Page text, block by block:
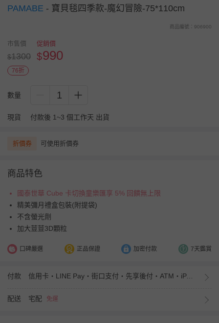
PAMABE - 寶貝毯四季款-魔幻冒險-75*110cm
商品編號：906900
市售價
$1300
促銷價
$990
76折
數量 1
現貨 付款後 1~3 個工作天 出貨
折價券 可使用折價券
商品特色
國泰世華 Cube 卡切換童樂匯享 5% 回饋無上限
精美彌月禮盒包裝(附提袋)
不含螢光劑
加大荳荳3D顆粒
口碑嚴選 正品保證 加密付款 7天鑑賞
付款 信用卡・LINE Pay・街口支付・先享後付・ATM・iPASS MONEY
配送 宅配 免運